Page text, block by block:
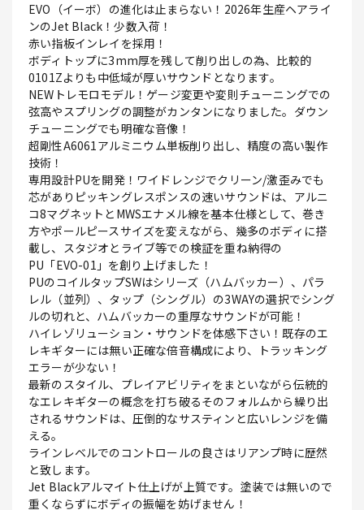
EVO（イーボ）の進化は止まらない！2026年生産ヘアライ
ンのJet Black！少数入荷！
赤い指板インレイを採用！
ボディトップに3mm厚を残して削り出しの為、比較的
0101Zよりも中低域が厚いサウンドとなります。
NEWトレモロモデル！ゲージ変更や変則チューニングでの
弦高やスプリングの調整がカンタンになりました。ダウン
チューニングでも明確な音像！
超剛性A6061アルミニウム単板削り出し、精度の高い製作
技術！
専用設計PUを開発！ワイドレンジでクリーン/激歪みでも
芯がありピッキングレスポンスの速いサウンドは、アルニ
コ8マグネットとMWSエナメル線を基本仕様として、巻き
方やポールピースサイズを変えながら、幾多のボディに搭
載し、スタジオとライブ等での検証を重ね納得の
PU「EVO-01」を創り上げました！
PUのコイルタップSWはシリーズ（ハムバッカー）、パラ
レル（並列）、タップ（シングル）の3WAYの選択でシング
ルの切れと、ハムバッカーの重厚なサウンドが可能！
ハイレゾリューション・サウンドを体感下さい！既存のエ
レキギターには無い正確な倍音構成により、トラッキング
エラーが少ない！
最新のスタイル、プレイアビリティをまといながら伝統的
なエレキギターの概念を打ち破るそのフォルムから繰り出
されるサウンドは、圧倒的なサスティンと広いレンジを備
える。
ラインレベルでのコントロールの良さはリアンプ時に歴然
と致します。
Jet Blackアルマイト仕上げが上質です。塗装では無いので
重くならずにボディの振幅を妨げません！